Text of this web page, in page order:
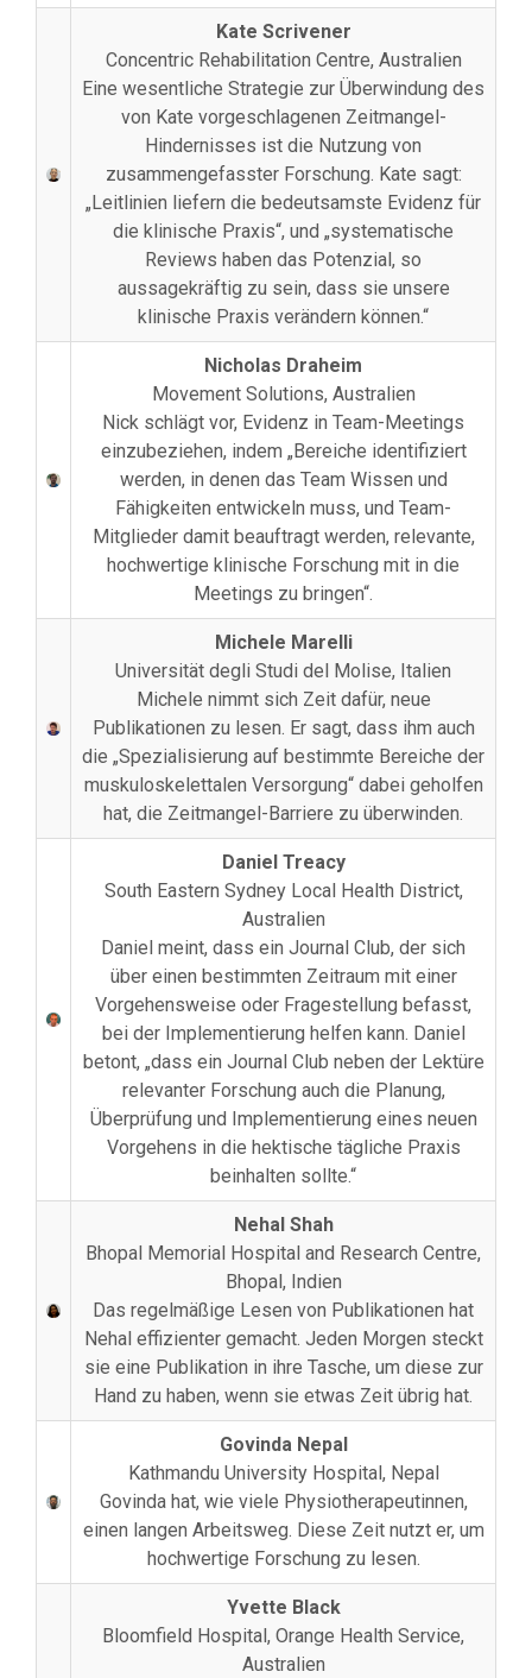
Kate Scrivener
Concentric Rehabilitation Centre, Australien
Eine wesentliche Strategie zur Überwindung des
von Kate vorgeschlagenen Zeitmangel-
Hindernisses ist die Nutzung von
zusammengefasster Forschung. Kate sagt:
„Leitlinien liefern die bedeutsamste Evidenz für
die klinische Praxis“, und „systematische
Reviews haben das Potenzial, so
aussagekräftig zu sein, dass sie unsere
klinische Praxis verändern können.“
Nicholas Draheim
Movement Solutions, Australien
Nick schlägt vor, Evidenz in Team-Meetings
einzubeziehen, indem „Bereiche identifiziert
werden, in denen das Team Wissen und
Fähigkeiten entwickeln muss, und Team-
Mitglieder damit beauftragt werden, relevante,
hochwertige klinische Forschung mit in die
Meetings zu bringen“.
Michele Marelli
Universität degli Studi del Molise, Italien
Michele nimmt sich Zeit dafür, neue
Publikationen zu lesen. Er sagt, dass ihm auch
die „Spezialisierung auf bestimmte Bereiche der
muskuloskelettalen Versorgung“ dabei geholfen
hat, die Zeitmangel-Barriere zu überwinden.
Daniel Treacy
South Eastern Sydney Local Health District,
Australien
Daniel meint, dass ein Journal Club, der sich
über einen bestimmten Zeitraum mit einer
Vorgehensweise oder Fragestellung befasst,
bei der Implementierung helfen kann. Daniel
betont, „dass ein Journal Club neben der Lektüre
relevanter Forschung auch die Planung,
Überprüfung und Implementierung eines neuen
Vorgehens in die hektische tägliche Praxis
beinhalten sollte.“
Nehal Shah
Bhopal Memorial Hospital and Research Centre,
Bhopal, Indien
Das regelmäßige Lesen von Publikationen hat
Nehal effizienter gemacht. Jeden Morgen steckt
sie eine Publikation in ihre Tasche, um diese zur
Hand zu haben, wenn sie etwas Zeit übrig hat.
Govinda Nepal
Kathmandu University Hospital, Nepal
Govinda hat, wie viele Physiotherapeutinnen,
einen langen Arbeitsweg. Diese Zeit nutzt er, um
hochwertige Forschung zu lesen.
Yvette Black
Bloomfield Hospital, Orange Health Service,
Australien